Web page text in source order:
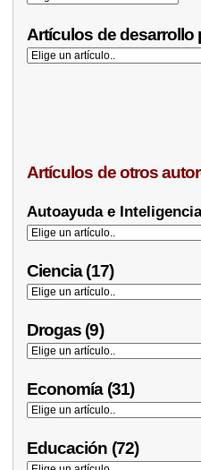
Artículos de desarrollo
Artículos de otros
Autoayuda e
Ciencia (17)
Drogas (9)
Economía (31)
Educación (72)